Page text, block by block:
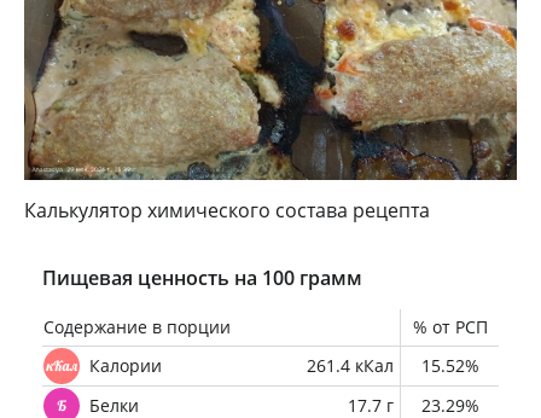
Калькулятор химического состава рецепта
Пищевая ценность на 100 грамм
Содержание в порции
% от РСП
Калории
261.4 кКал
15.52%
Белки
17.7 г
23.29%